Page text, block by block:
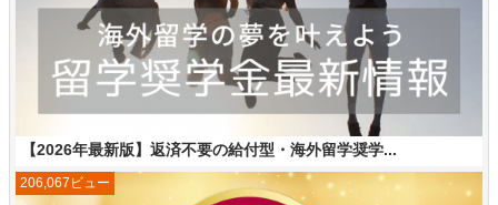
【2026年最新版】返済不要の給付型・海外留学奨学...
206,067ビュー